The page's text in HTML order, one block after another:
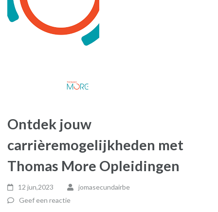
Ontdek jouw
carrièremogelijkheden met
Thomas More Opleidingen
12 jun,2023
jomasecundairbe
Geef een reactie